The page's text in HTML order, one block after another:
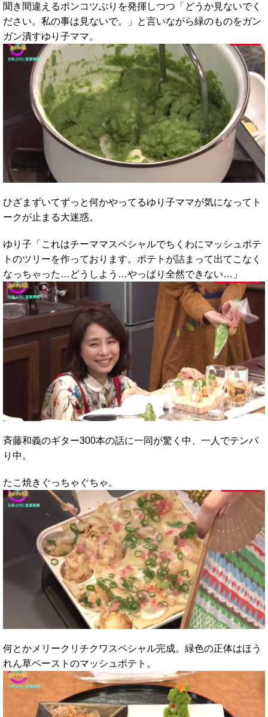
聞き間違えるポンコツぶりを発揮しつつ「どうか見ないでく
ださい。私の事は見ないで。」と言いながら緑のものをガン
ガン潰すゆり子ママ。
ひざまずいてずっと何かやってるゆり子ママが気になってト
ークが止まる大迷惑。
ゆり子「これはチーママスペシャルでちくわにマッシュポテ
トのツリーを作っております。ポテトが詰まって出てこなく
なっちゃった…どうしよう…やっぱり全然できない…」
斉藤和義のギター300本の話に一同が驚く中、一人でテンパ
り中。
たこ焼きぐっちゃぐちゃ。
何とかメリークリチクワスペシャル完成。緑色の正体はほう
れん草ペーストのマッシュポテト。